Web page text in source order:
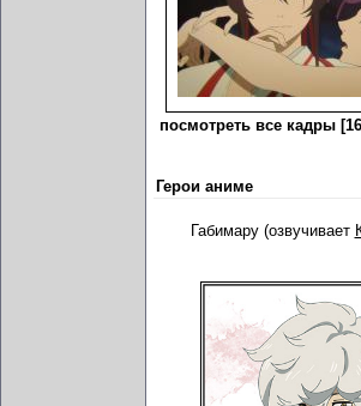
посмотреть все кадры
Герои аниме
Габимару (озвучивает